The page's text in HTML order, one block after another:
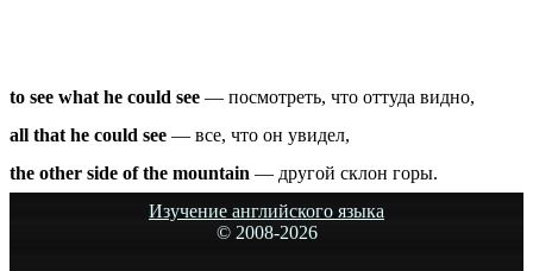
to see what he could see — посмотреть, что оттуда видно,
all that he could see — все, что он увидел,
the other side of the mountain — другой склон горы.
Изучение английского языка
© 2008-2026